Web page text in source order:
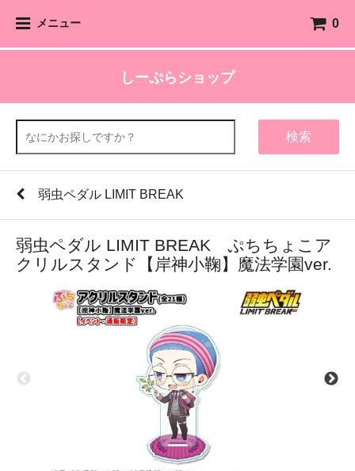
メニュー 0
しーぷらショップ
検索
弱虫ペダル LIMIT BREAK
弱虫ペダル LIMIT BREAK ぷちちょこア
クリルスタンド【岸神小鞠】魔法学園ver.